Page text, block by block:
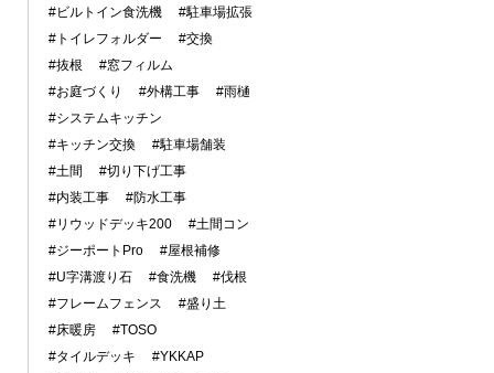
#ビルトイン食洗機
#駐車場拡張
#トイレフォルダー
#交換
#抜根
#窓フィルム
#お庭づくり
#外構工事
#雨樋
#システムキッチン
#キッチン交換
#駐車場舗装
#土間
#切り下げ工事
#内装工事
#防水工事
#リウッドデッキ200
#土間コン
#ジーポートPro
#屋根補修
#U字溝渡り石
#食洗機
#伐根
#フレームフェンス
#盛り土
#床暖房
#TOSO
#タイルデッキ
#YKKAP